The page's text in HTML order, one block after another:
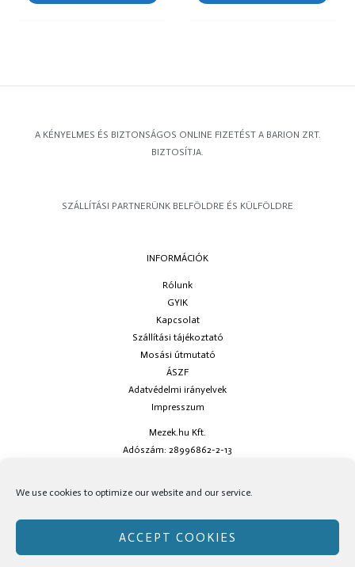
We use cookies to optimize our website and our service.
ACCEPT COOKIES
A KÉNYELMES ÉS BIZTONSÁGOS ONLINE FIZETÉST A BARION ZRT.
BIZTOSÍTJA.
SZÁLLÍTÁSI PARTNERÜNK BELFÖLDRE ÉS KÜLFÖLDRE
INFORMÁCIÓK
Rólunk
GYIK
Kapcsolat
Szállítási tájékoztató
Mosási útmutató
ÁSZF
Adatvédelmi irányelvek
Impresszum
Mezek.hu Kft.
Adószám: 28996862-2-13
social oldalainkon!